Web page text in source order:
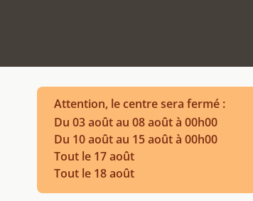
Attention, le centre sera fermé :
Du 03 août au 08 août à 00h00
Du 10 août au 15 août à 00h00
Tout le 17 août
Tout le 18 août